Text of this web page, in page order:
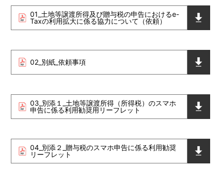
01_土地等譲渡所得及び贈与税の申告におけるe-
Taxの利用拡大に係る協力について（依頼）
02_別紙_依頼事項
03_別添１_土地等譲渡所得（所得税）のスマホ
申告に係る利用勧奨用リーフレット
04_別添２_贈与税のスマホ申告に係る利用勧奨
リーフレット